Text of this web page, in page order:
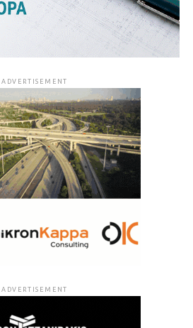
ADVERTISEMENT
ADVERTISEMENT